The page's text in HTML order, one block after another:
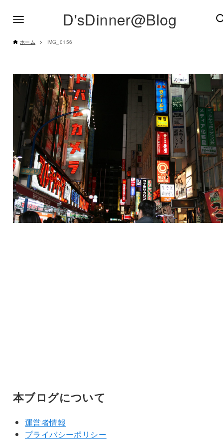
D'sDinner@Blog
ホーム IMG_0156
本ブログについて
運営者情報
プライバシーポリシー